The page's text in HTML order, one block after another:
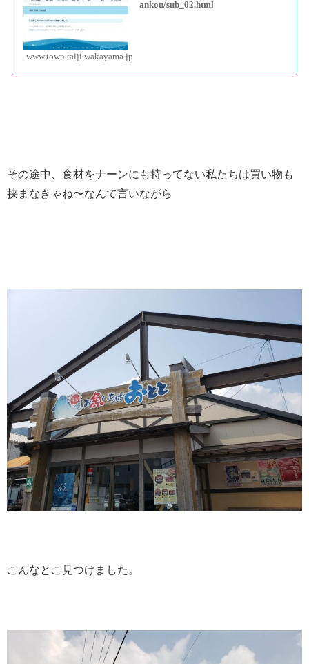
ankou/sub_02.html
www.town.taiji.wakayama.jp
その途中、食材をナーンにも持ってない私たちは買い物も
挟まなきゃね〜なんて言いながら
こんなとこ見つけました。